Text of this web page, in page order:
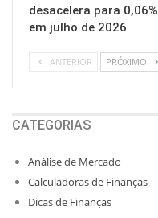
desacelera para 0,06%
em julho de 2026
ANTERIOR PRÓXIMO
CATEGORIAS
Análise de Mercado
Calculadoras de Finanças
Dicas de Finanças